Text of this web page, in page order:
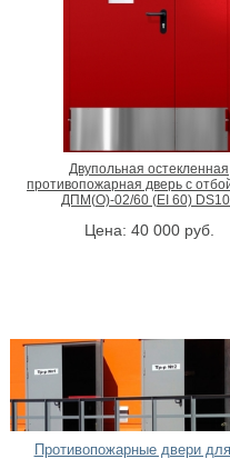
Двупольная остекленная
противопожарная дверь с
ДПМ(О)-02/60 (EI 60)
Цена: 40 000руб.
Противопожарные двери для